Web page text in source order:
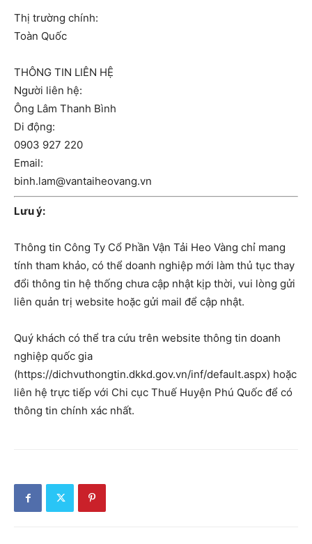
Thị trường chính:
Toàn Quốc
THÔNG TIN LIÊN HỆ
Người liên hệ:
Ông Lâm Thanh Bình
Di động:
0903 927 220
Email:
binh.lam@vantaiheovang.vn
Lưu ý:
Thông tin Công Ty Cổ Phần Vận Tải Heo Vàng chỉ mang
tính tham khảo, có thể doanh nghiệp mới làm thủ tục thay
đổi thông tin hệ thống chưa cập nhật kịp thời, vui lòng gửi
liên quản trị website hoặc gửi mail để cập nhật.
Quý khách có thể tra cứu trên website thông tin doanh
nghiệp quốc gia
(https://dichvuthongtin.dkkd.gov.vn/inf/default.aspx) hoặc
liên hệ trực tiếp với Chi cục Thuế Huyện Phú Quốc để có
thông tin chính xác nhất.